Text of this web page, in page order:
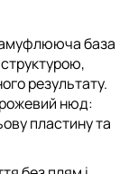
база
результату.
нюд:
пластину та